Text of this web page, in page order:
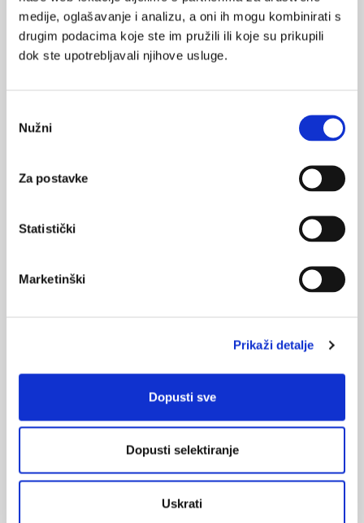
medije, oglašavanje i analizu, a oni ih mogu kombinirati s
drugim podacima koje ste im pružili ili koje su prikupili
dok ste upotrebljavali njihove usluge.
pristanka
Nužni
Za postavke
Statistički
Marketinški
Prikaži detalje
Dopusti sve
Dopusti selektiranje
Uskrati
mediji psihologija
digitalno savjetovalište
online
1
NA VRH
>
<
Udruga CeliVita predstavila aplikaciju s registrom
Europska komisija: Jačanje kapaciteta za nove
14.02.2022.
Kontinuirana digitalna transformacija u zdravstvu